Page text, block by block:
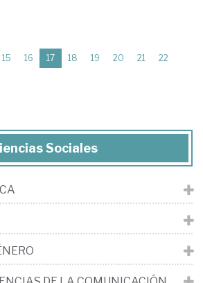
15 16 17(current)
18 19 20 21
22
Sociales